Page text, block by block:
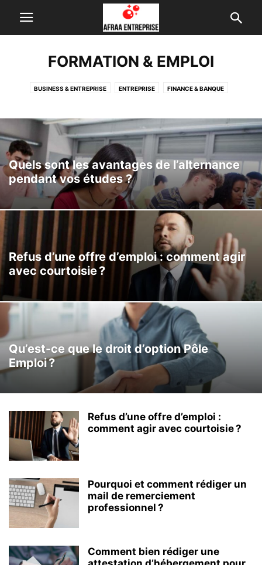
FORMATION & EMPLOI
BUSINESS & ENTREPRISE ENTREPRISE FINANCE & BANQUE
Quels sont les avantages de l’alternance
pendant vos études ?
Refus d’une offre d’emploi : comment agir
avec courtoisie ?
Qu’est-ce que le droit d’option Pôle
Emploi ?
Refus d’une offre d’emploi :
comment agir avec courtoisie ?
Pourquoi et comment rédiger un
mail de remerciement
professionnel ?
Comment bien rédiger une